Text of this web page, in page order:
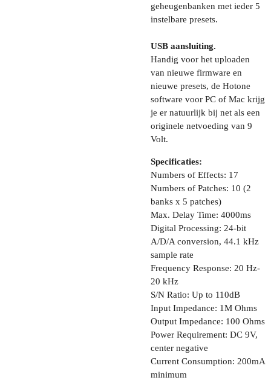
geheugenbanken met ieder 5
instelbare presets.
USB aansluiting.
Handig voor het uploaden
van nieuwe firmware en
nieuwe presets, de Hotone
software voor PC of Mac krijg
je er natuurlijk bij net als een
originele netvoeding van 9
Volt.
Specificaties:
Numbers of Effects: 17
Numbers of Patches: 10 (2
banks x 5 patches)
Max. Delay Time: 4000ms
Digital Processing: 24-bit
A/D/A conversion, 44.1 kHz
sample rate
Frequency Response: 20 Hz-
20 kHz
S/N Ratio: Up to 110dB
Input Impedance: 1M Ohms
Output Impedance: 100 Ohms
Power Requirement: DC 9V,
center negative
Current Consumption: 200mA
minimum